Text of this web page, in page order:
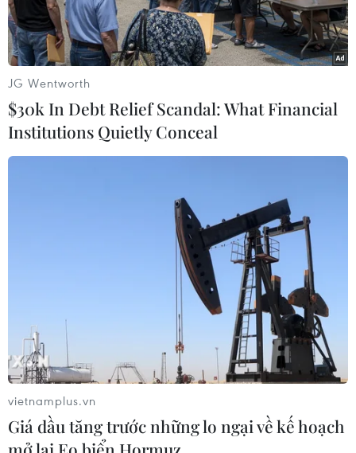
Ảnh chỉ có tính minh họa. (Nguồn: Forbes)
Ngày 13/3, Ukraine đã ghi nhận ca tử vong đầu
tiên do virus SARS-CoV-2 gây bệnh viêm đường
hô hấp cấp COVID-19, trong bối cảnh nhà chức
trách nước này đã đóng cửa biên giới đối với
người nước ngoài, trong một nỗ lực kiểm soát
bệnh dịch.
Phát biểu với báo giới, Thứ trưởng Y tế Ukraine
Viktor Lyashko nói: "Một phụ nữ được chẩn
JG Wentworth
$30k In Debt Relief Scandal: What Financial
Institutions Quietly Conceal
vietnamplus.vn
Giá dầu tăng trước những lo ngại về kế hoạch